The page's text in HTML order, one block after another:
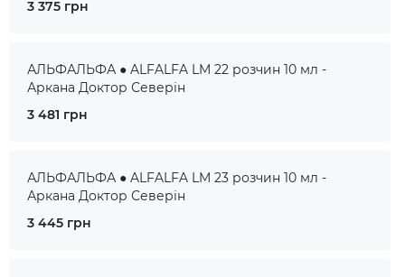
3 375 грн
АЛЬФАЛЬФА ● ALFALFA LM 22 розчин 10 мл -
Аркана Доктор Северін
3 481 грн
АЛЬФАЛЬФА ● ALFALFA LM 23 розчин 10 мл -
Аркана Доктор Северін
3 445 грн